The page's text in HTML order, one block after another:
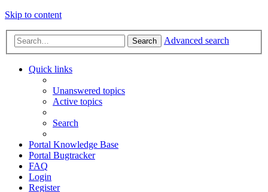
Skip to content
Search Advanced search
Quick links
Unanswered topics
Active topics
Search
Portal Knowledge Base
Portal Bugtracker
FAQ
Login
Register